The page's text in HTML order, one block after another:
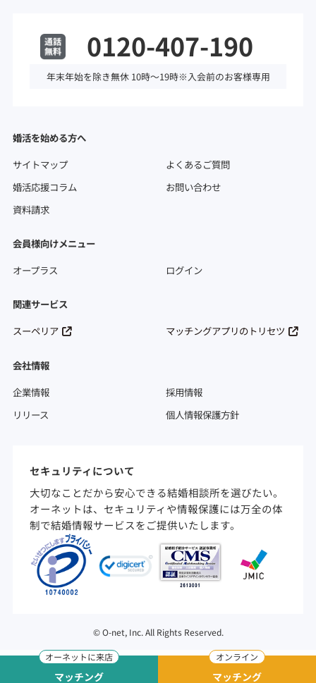
マッチング
マッチング
0120-407-190
年末年始を除き無休 10時～19時※入会前のお客様専用
婚活を始める方へ
サイトマップ
よくあるご質問
婚活応援コラム
お問い合わせ
資料請求
会員様向けメニュー
オープラス
ログイン
関連サービス
スーペリア
マッチングアプリのトリセツ
会社情報
企業情報
採用情報
リリース
個人情報保護方針
セキュリティについて
大切なことだから安心できる結婚相談所を選びたい。
オーネットは、セキュリティや情報保護には万全の体
制で結婚情報サービスをご提供いたします。
©O-net, Inc. All Rights Reserved.